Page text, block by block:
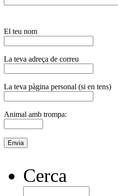
El teu nom
La teva adreça de correu
La teva pàgina personal (si en tens)
Animal amb trompa:
Cerca